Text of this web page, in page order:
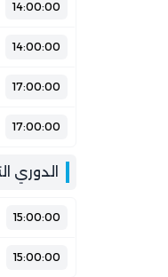
14:00:00
14:00:00
17:00:00
17:00:00
الدوري
15:00:00
15:00:00